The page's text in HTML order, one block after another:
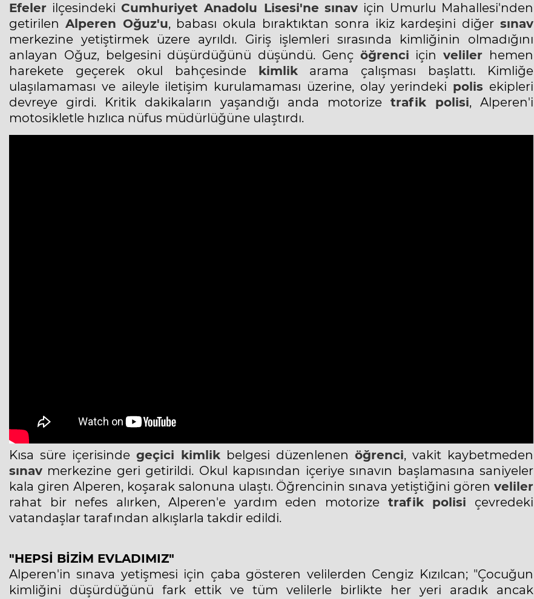
Efeler ilçesindekiCumhuriyet Anadolu Lisesi'ne sınaviçin Umurlu Mahallesi'nden
getirilen Alperen Oğuz'u, babası okula bıraktıktan sonra ikiz kardeşini diğersınav
merkezine yetiştirmek üzere ayrıldı. Giriş işlemleri sırasında kimliğinin olmadığını
anlayan Oğuz, belgesini düşürdüğünü düşündü. Genç öğrenci içinveliler hemen
harekete geçerek okul bahçesinde
kimlikarama çalışması başlattı. Kimliğe
ulaşılamaması ve aileyle iletişim kurulamaması üzerine, olay yerindeki polis ekipleri
devreye girdi. Kritik dakikaların yaşandığı anda motorize trafik polisi, Alperen'i
motosikletle hızlıca nüfus müdürlüğüne ulaştırdı.
Kısa süre içerisinde geçici kimlik belgesi düzenlenen öğrenci, vakit kaybetmeden
sınav merkezine geri getirildi. Okul kapısından içeriye sınavın başlamasına saniyeler
kala giren Alperen, koşarak salonuna ulaştı. Öğrencinin sınava yetiştiğini gören veliler
rahat bir nefes alırken, Alperen'e yardım eden motorize trafik polisi çevredeki
vatandaşlar tarafından alkışlarla takdir edildi.
"HEPSİ BİZİM EVLADIMIZ"
Alperen'in sınava yetişmesi için çaba gösteren velilerden Cengiz Kızılcan; "Çocuğun
kimliğini düşürdüğünü fark ettik ve tüm velilerle birlikte her yeri aradık ancak